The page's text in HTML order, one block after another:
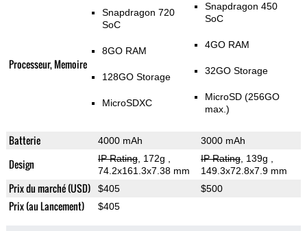
Processeur, Memoire
Snapdragon 720
SoC
8GO RAM
128GO Storage
MicroSDXC
Snapdragon 450
SoC
4GO RAM
32GO Storage
MicroSD (256GO
max.)
Batterie 4000 mAh 3000 mAh
Design IP Rating, 172g
74.2x161.3x7.38 mm
IP Rating, 139g
149.3x72.8x7.9 mm
Prix du marché (USD) $405 $500
Prix (au Lancement) $405